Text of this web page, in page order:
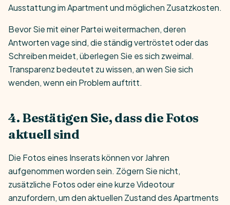
Ausstattung im Apartment und möglichen Zusatzkosten.
Bevor Sie mit einer Partei weitermachen, deren
Antworten vage sind, die ständig vertröstet oder das
Schreiben meidet, überlegen Sie es sich zweimal.
Transparenz bedeutet zu wissen, an wen Sie sich
wenden, wenn ein Problem auftritt.
4. Bestätigen Sie, dass die Fotos
aktuell sind
Die Fotos eines Inserats können vor Jahren
aufgenommen worden sein. Zögern Sie nicht,
zusätzliche Fotos oder eine kurze Videotour
anzufordern, um den aktuellen Zustand des Apartments